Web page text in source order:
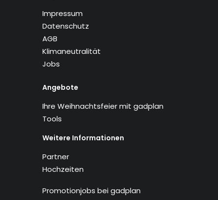
Impressum
Datenschutz
AGB
Klimaneutralität
Jobs
Angebote
Ihre Weihnachtsfeier mit gadplan
Tools
Weitere Informationen
Partner
Hochzeiten
Promotionjobs bei gadplan